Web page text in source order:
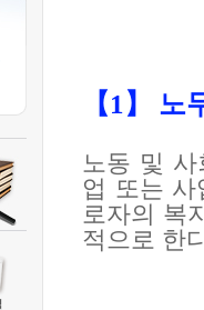
【 1 】 노
노동 및 사
업 또는
로자의 복
적으로 한